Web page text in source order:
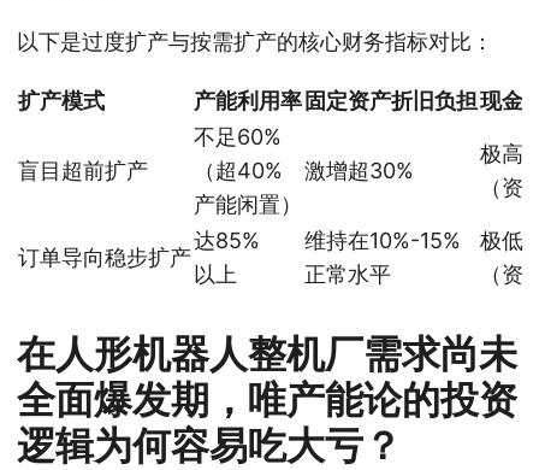
以下是过度扩产与按需扩产的核心财务指标对比：
扩产模式 产能利用率固定资产折旧负担现金
盲目超前扩产
不足60%
（超40%
产能闲置）
激增超30%
极高
（资
订单导向稳步扩产
达85%
以上
维持在10%-15%
正常水平
极低
（资
在人形机器人整机厂需求尚未
全面爆发期，唯产能论的投资
逻辑为何容易吃大亏？